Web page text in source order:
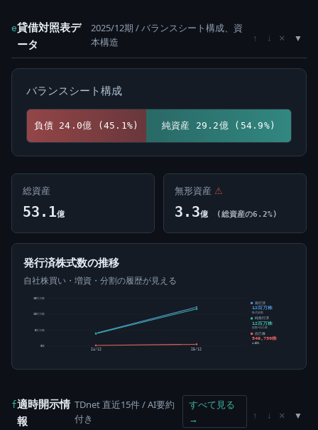
e貸借対照表デ
ータ
2025/12期 / バランスシート構成、資
本構造
↑ ↓ ×
バランスシート構成
負債 24.0億 (45.1%) 純資産 29.2億 (54.9%)
総資産
53.1億
無形資産 ⚠
3.3億 (総資産の6.2%)
発行済株式数の推移
自社株買い・増資・分割の履歴が見える
0株
5百万株
10百万株
15百万株
24/12 25/12
発行済
12百万株
株式総数
純発行済
12百万株
総数-自己株
自己株
549,750株
4.52%
f適時開示情
報
TDnet 直近15件 / AI要約
付き
すべて見る
→
↑ ↓ ×